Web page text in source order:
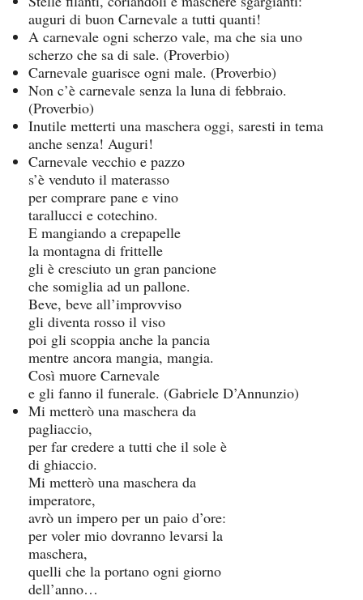
auguri di buon Carnevale a tutti quanti!
A carnevale ogni scherzo vale, ma che sia uno
scherzo che sa di sale. (Proverbio)
Carnevale guarisce ogni male. (Proverbio)
Non c’è carnevale senza la luna di febbraio.
(Proverbio)
Inutile metterti una maschera oggi, saresti in tema
anche senza! Auguri!
Carnevale vecchio e pazzo
s’è venduto il materasso
per comprare pane e vino
tarallucci e cotechino.
E mangiando a crepapelle
la montagna di frittelle
gli è cresciuto un gran pancione
che somiglia ad un pallone.
Beve, beve all’improvviso
gli diventa rosso il viso
poi gli scoppia anche la pancia
mentre ancora mangia, mangia.
Così muore Carnevale
e gli fanno il funerale. (Gabriele D’Annunzio)
Mi metterò una maschera da
pagliaccio,
per far credere a tutti che il sole è
di ghiaccio.
Mi metterò una maschera da
imperatore,
avrò un impero per un paio d’ore:
per voler mio dovranno levarsi la
maschera,
quelli che la portano ogni giorno
dell’anno…